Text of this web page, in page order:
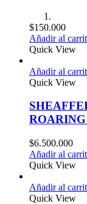
$150.000
Añadir al
Quick View
Añadir al
Quick View
$6.500.000
Añadir al
Quick View
Añadir al
Quick View